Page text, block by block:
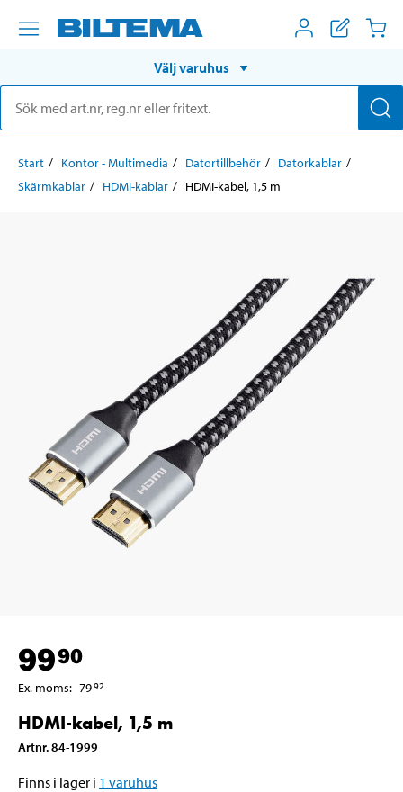
Välj varuhus
Start Kontor - Multimedia Datortillbehör
Datorkablar
Skärmkablar
HDMI-kablar HDMI-kabel, 1,5 m
9990
Ex. moms: 7992
HDMI-kabel, 1,5 m
Artnr.84-1999
Finns i lager i 1 varuhus